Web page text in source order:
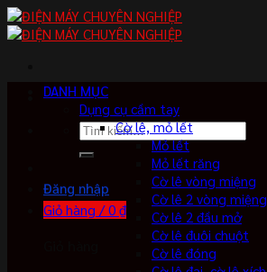
Skip
to
Tìm
kiếm:
Đăng nhập
Giỏ hàng /0 ₫
DANH MỤC
Dụng cụ cầm tay
Cờ lê, mỏ lết
Mỏ lết
Mỏ lết răng
Cờ lê vòng miệng
Cờ lê 2 vòng miệng
Cờ lê 2 đầu mở
Cờ lê đuôi chuột
Cờ lê đóng